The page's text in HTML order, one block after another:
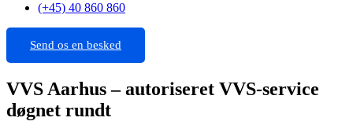
(+45) 40 860 860
Send os en besked
VVS Aarhus – autoriseret VVS-service
døgnet rundt